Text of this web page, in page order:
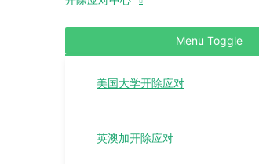
Menu Toggle
美国大学开除应对
英澳加开除应对